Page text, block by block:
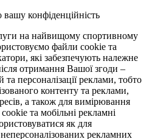
конфіденційність
на найвищому спортивному
файли cookie та
які забезпечують належне
отримання Вашої згоди –
персоналізації реклами, тобто
контенту та реклами,
а також для вимірювання
та мобільні рекламні
як для
рекламних